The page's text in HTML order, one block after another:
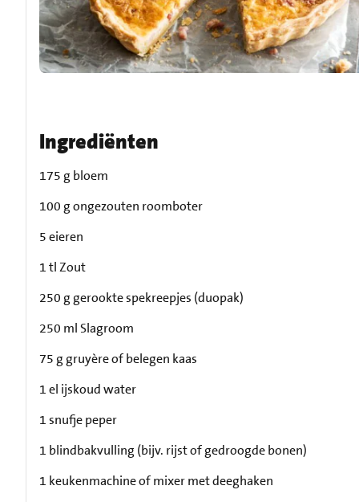
Ingrediënten
175 g bloem
100 g ongezouten roomboter
5 eieren
1 tl Zout
250 g gerookte spekreepjes (duopak)
250 ml Slagroom
75 g gruyère of belegen kaas
1 el ijskoud water
1 snufje peper
1 blindbakvulling (bijv. rijst of gedroogde bonen)
1 keukenmachine of mixer met deeghaken